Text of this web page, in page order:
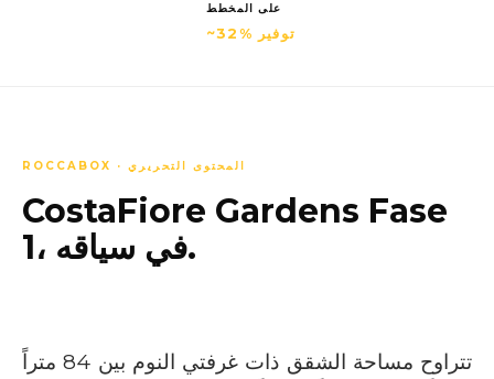
على المخطط
~32% توفير
ROCCABOX · المحتوى التحريري
CostaFiore Gardens Fase
1، في سياقه.
تتراوح مساحة الشقق ذات غرفتي النوم بين 84 متراً